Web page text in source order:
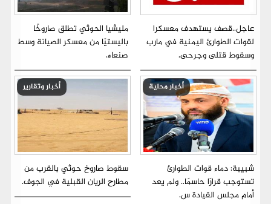
عاجل..قصف يستهدف معسكرا
لقوات الطوارئ اليمنية في مارب
وسقوط قتلى وجرحى.
مليشيا الحوثي تطلق صاروخًا
باليستيًا من معسكر الصيانة وسط
صنعاء.
أخبار محلية
شبيبة: دماء قوات الطوارئ
تستوجب قرارًا حاسمًا.. ولم يعد
أمام مجلس القيادة س.
أخبار وتقارير
سقوط صاروخ حوثي بالقرب من
مطارح الريان القبلية في الجوف.